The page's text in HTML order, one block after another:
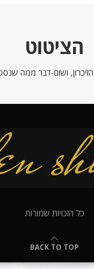
הציטוט
ושום-דבר ממה שנספג
כל הזכויות שמורות
BACK TO TOP